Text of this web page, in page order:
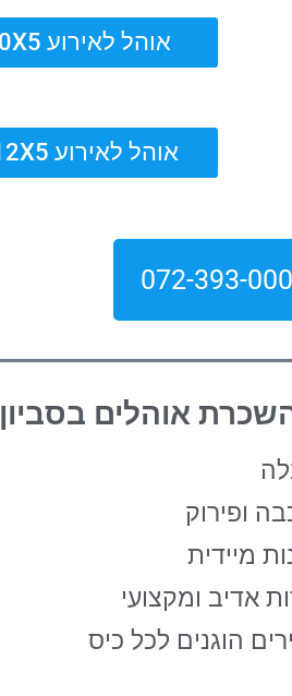
אוהל לאירוע 10X5 מטר ל-80 איש
אוהל לאירוע 12X5 מטר ל-100 איש
אוהלים בסביון
ופירוק
מיידית
אדיב ומקצועי
הוגנים לכל כיס